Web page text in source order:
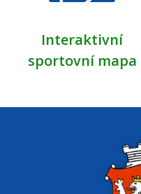
Interaktivní
sportovní mapa